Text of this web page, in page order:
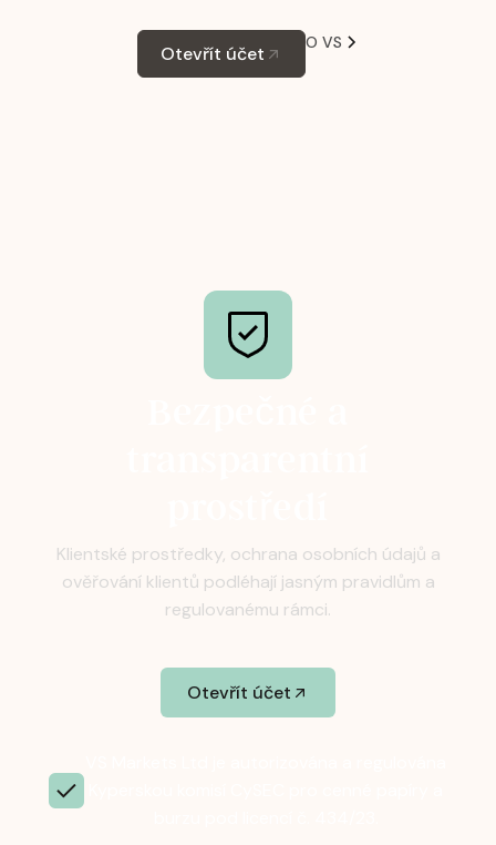
Otevřít účet O VS
Klientské prostředky, ochrana osobních údajů a
ověřování klientů podléhají jasným pravidlům a
regulovanému rámci.
Otevřít účet